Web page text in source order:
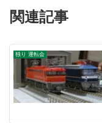
関連記事
独り 運転会